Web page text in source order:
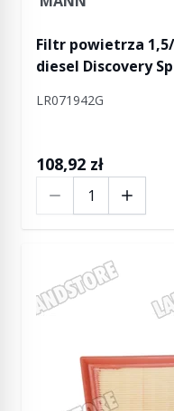
Filtr powietrza 1,5/
diesel Discovery
LR071942G
108,92 zł